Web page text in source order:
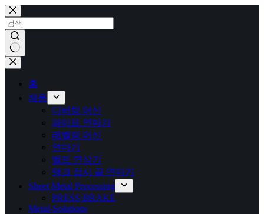
본
문
으
로
건
너
결
홈
제품
디버링 머신
파이프 연마기
레벨링 머신
연마기
벨트 연삭기
탱크 접시 끝 연마기
Sheet Metal Processing
PRESS BRAKE
Metal-Solutions